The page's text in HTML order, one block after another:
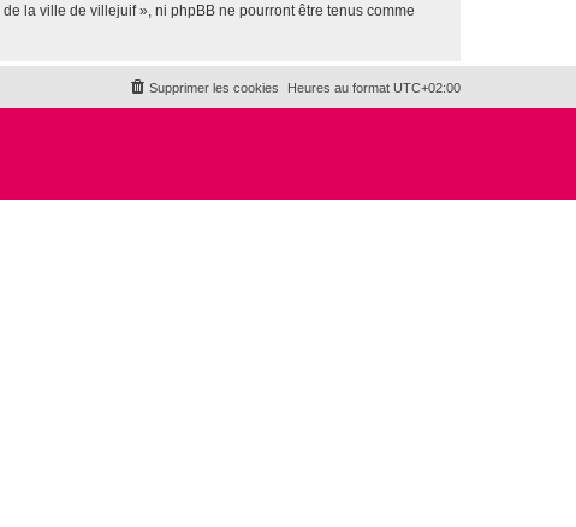
la ville de villejuif », ni phpBB ne pourront être tenus comme
Heures au format UTC+02:00
Supprimer les cookies